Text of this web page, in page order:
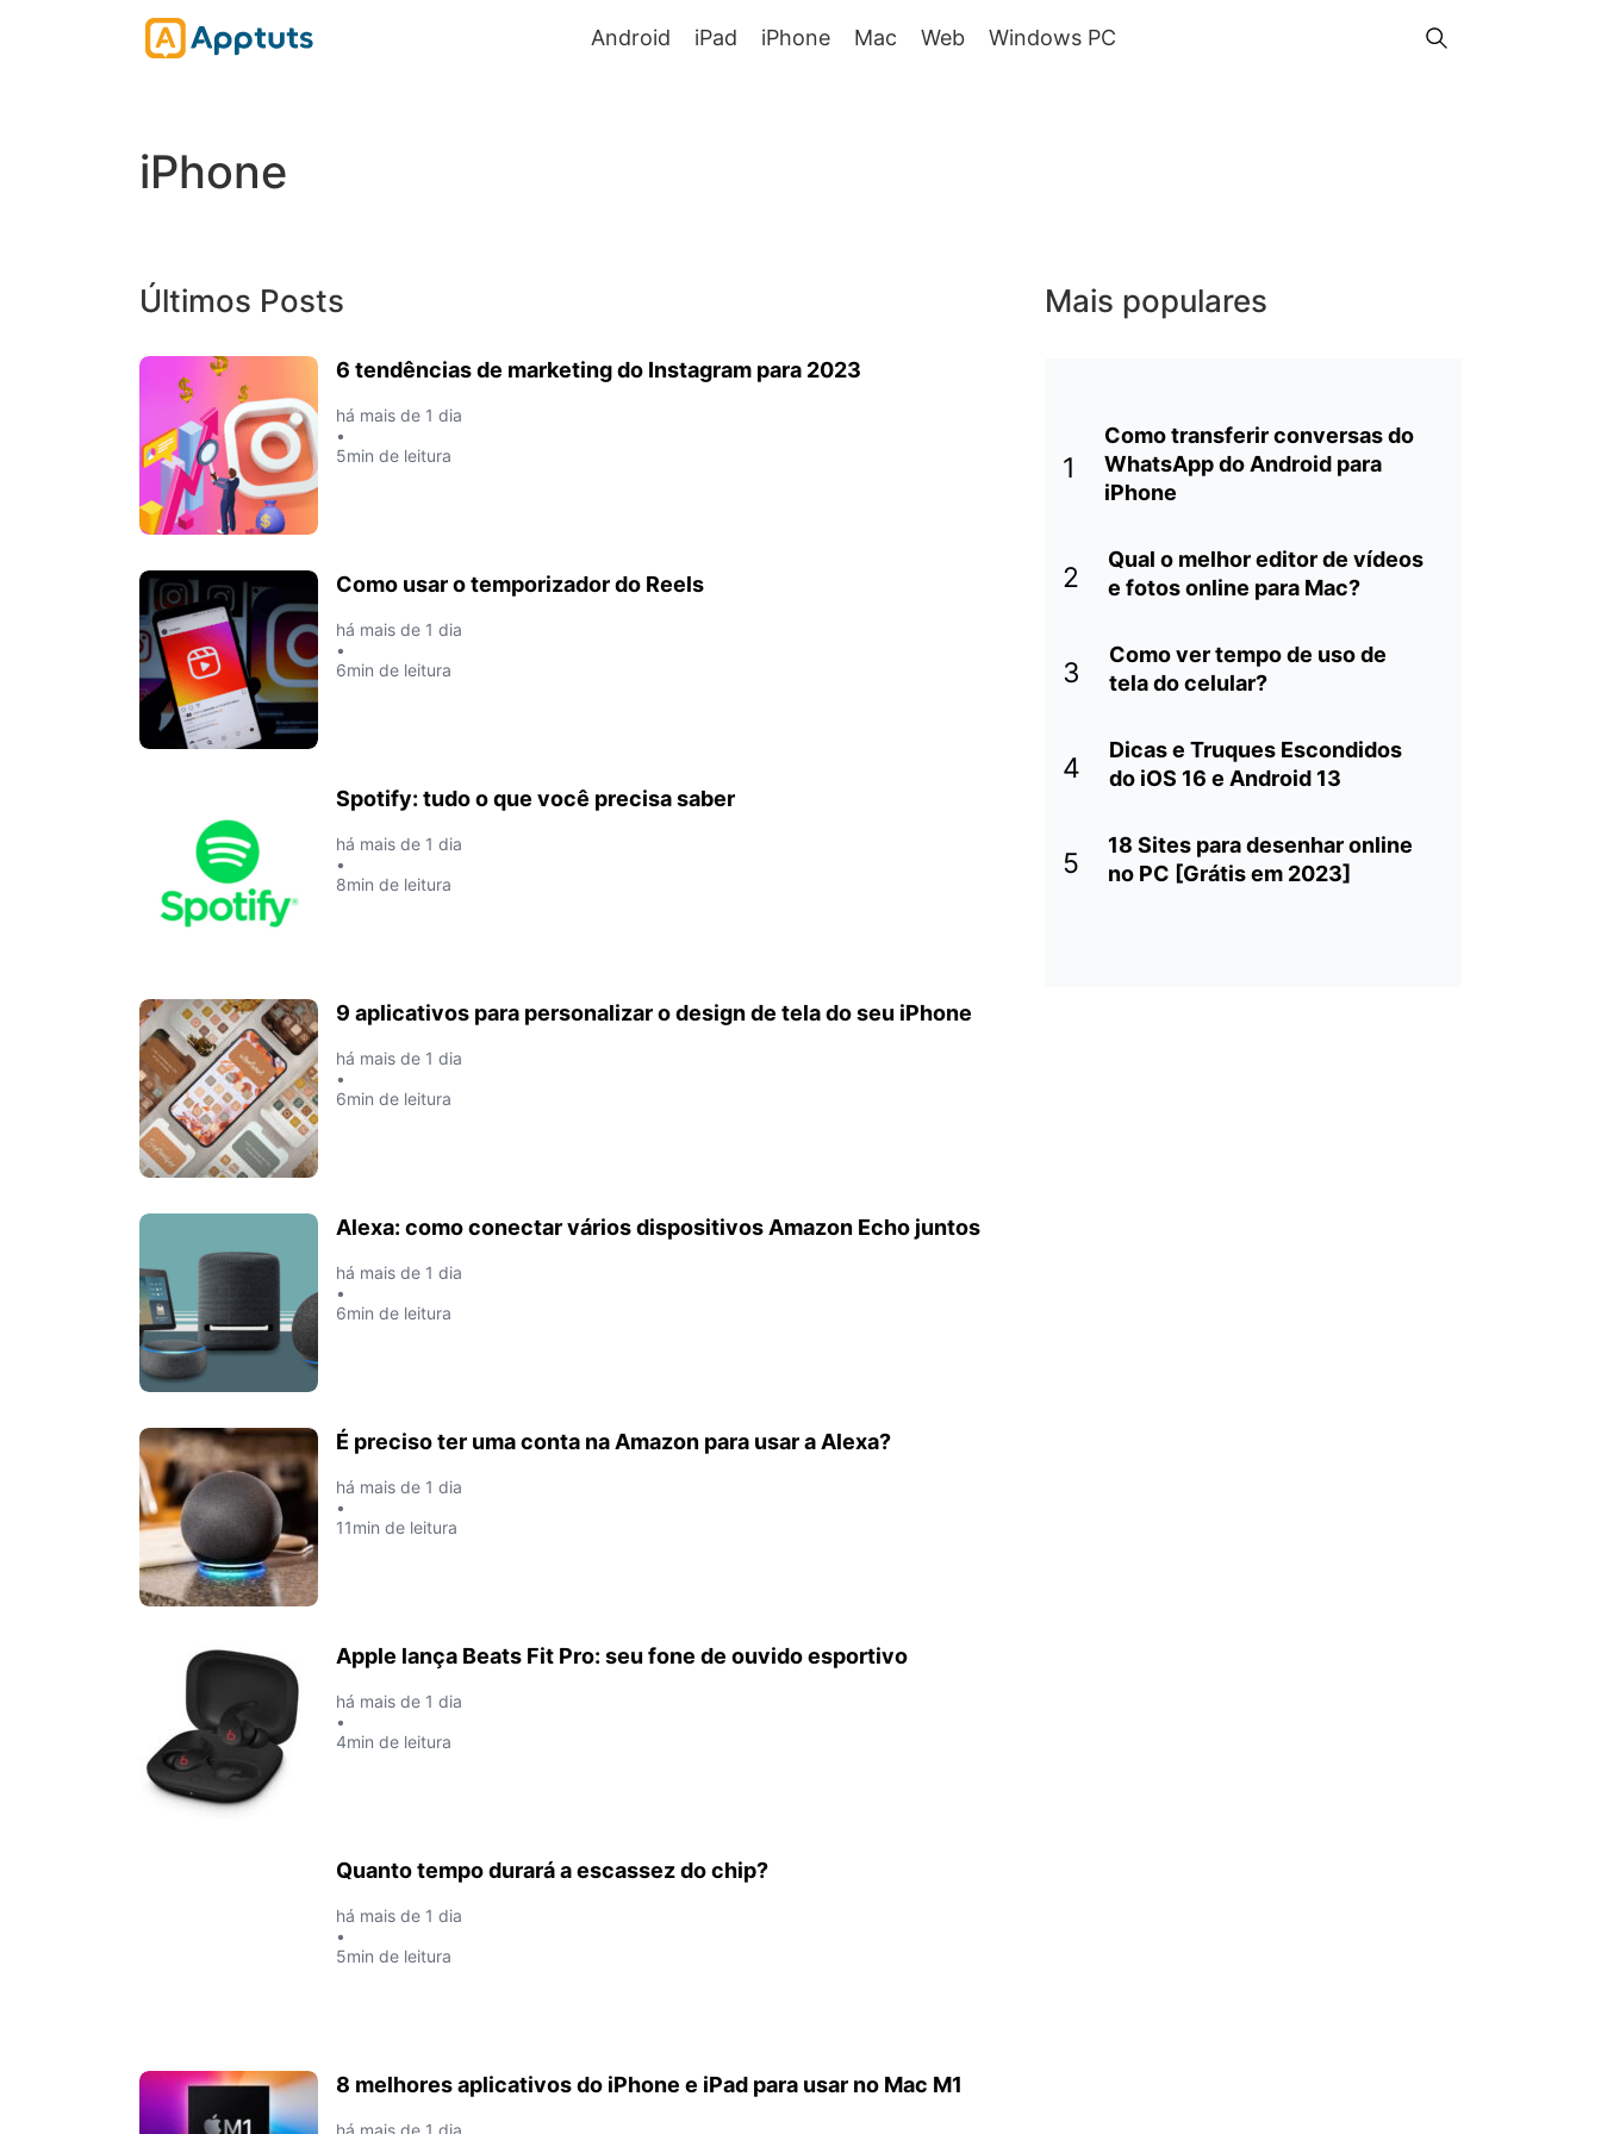
Android iPad iPhone Mac Web Windows PC
iPhone
Últimos Posts
6 tendências de marketing do Instagram para 2023
há mais de 1 dia
•
5min de leitura
Como usar o temporizador do Reels
há mais de 1 dia
•
6min de leitura
Spotify: tudo o que você precisa saber
há mais de 1 dia
•
8min de leitura
9 aplicativos para personalizar o design de tela do seu iPhone
há mais de 1 dia
•
6min de leitura
Alexa: como conectar vários dispositivos Amazon Echo juntos
há mais de 1 dia
•
6min de leitura
É preciso ter uma conta na Amazon para usar a Alexa?
há mais de 1 dia
•
11min de leitura
Apple lança Beats Fit Pro: seu fone de ouvido esportivo
há mais de 1 dia
•
4min de leitura
Quanto tempo durará a escassez do chip?
há mais de 1 dia
•
5min de leitura
8 melhores aplicativos do iPhone e iPad para usar no Mac M1
há mais de 1 dia
Mais populares
1
Como transferir conversas do
WhatsApp do Android para
iPhone
2
Qual o melhor editor de vídeos
e fotos online para Mac?
3
Como ver tempo de uso de
tela do celular?
4
Dicas e Truques Escondidos
do iOS 16 e Android 13
5
18 Sites para desenhar online
no PC [Grátis em 2023]